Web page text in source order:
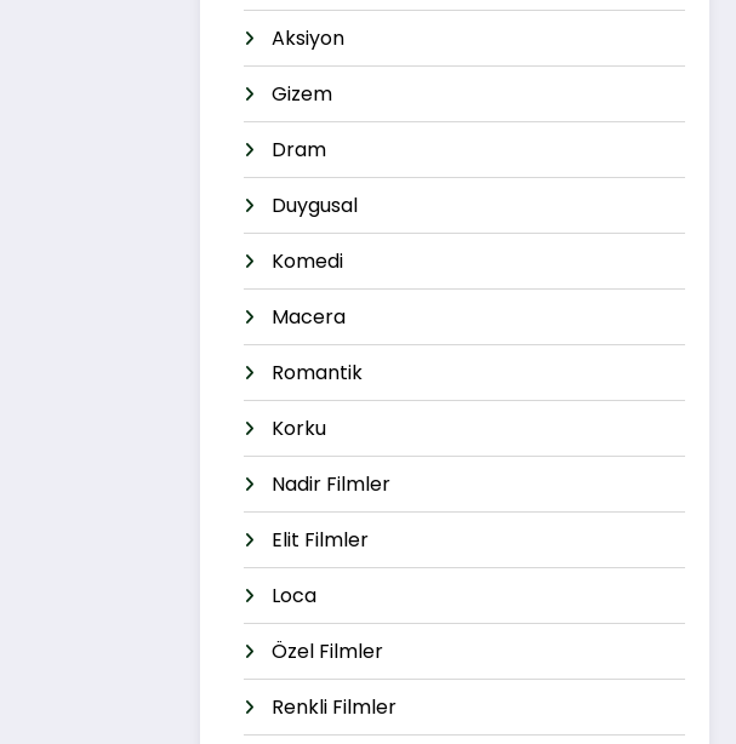
Aksiyon
Gizem
Dram
Duygusal
Komedi
Macera
Romantik
Korku
Nadir Filmler
Elit Filmler
Loca
Özel Filmler
Renkli Filmler